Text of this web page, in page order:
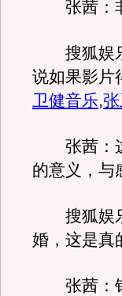
张茜：非
搜狐娱乐
说如果影片
卫健音乐,
张茜：这
的意义，与
搜狐娱乐
婚，这是真
张茜：钻